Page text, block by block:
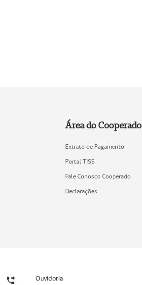
Área do Cooperado
Extrato de Pagamento
Portal TISS
Fale Conosco Cooperado
Declarações
Ouvidoria